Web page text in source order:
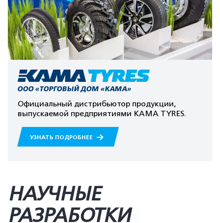
ООО «ТОРГОВЫЙ ДОМ «КАМА»
Официальный дистрибьютор продукции,
выпускаемой предприятиями КАМА TYRES.
УЗНАТЬ ПОДРОБНЕЕ
НАУЧНЫЕ
РАЗРАБОТКИ